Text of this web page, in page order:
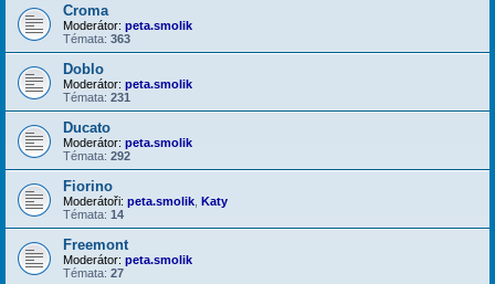
Croma
Moderátor: peta.smolik
Témata: 363
Doblo
Moderátor: peta.smolik
Témata: 231
Ducato
Moderátor: peta.smolik
Témata: 292
Fiorino
Moderátoři: peta.smolik Katy
Témata: 14
Freemont
Moderátor: peta.smolik
Témata: 27